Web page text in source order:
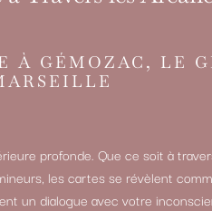
À GÉMOZAC, LE
profonde. Que ce soit à
les cartes se révèlent
un dialogue avec votre